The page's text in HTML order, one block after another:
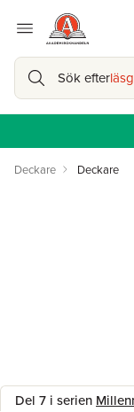
Sök efter
Deckare Deckare
Del 7 i serien